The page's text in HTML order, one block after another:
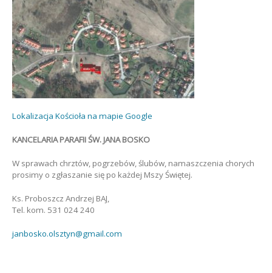
Lokalizacja Kościoła na mapie Google
KANCELARIA PARAFII ŚW. JANA BOSKO
W sprawach chrztów, pogrzebów, ślubów, namaszczenia chorych
prosimy o zgłaszanie się po każdej Mszy Świętej.
Ks. Proboszcz Andrzej BAJ,
Tel. kom. 531 024 240
janbosko.olsztyn@gmail.com